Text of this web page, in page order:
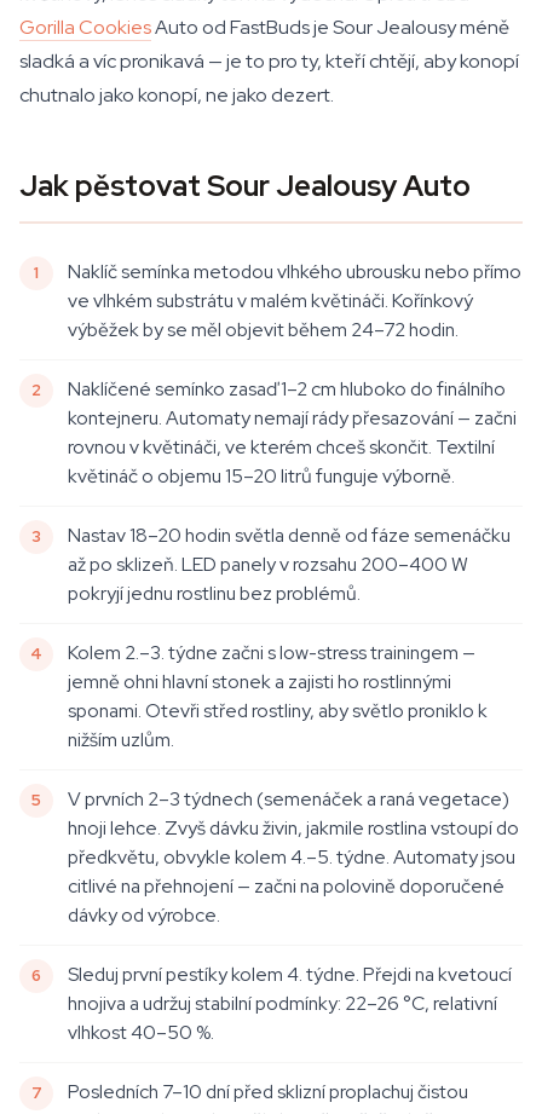
Gorilla CookiesAuto od FastBuds je Sour Jealousy méně
sladká a víc pronikavá — je to pro ty, kteří chtějí, aby konopí
chutnalo jako konopí, ne jako dezert.
Jak pěstovat Sour Jealousy Auto
Naklíč semínka metodou vlhkého ubrousku nebo přímo
ve vlhkém substrátu v malém květináči. Kořínkový
výběžek by se měl objevit během 24–72 hodin.
Naklíčené semínko zasaď 1–2 cm hluboko do finálního
kontejneru. Automaty nemají rády přesazování — začni
rovnou v květináči, ve kterém chceš skončit. Textilní
květináč o objemu 15–20 litrů funguje výborně.
Nastav 18–20 hodin světla denně od fáze semenáčku
až po sklizeň. LED panely v rozsahu 200–400 W
pokryjí jednu rostlinu bez problémů.
Kolem 2.–3. týdne začni s low-stress trainingem —
jemně ohni hlavní stonek a zajisti ho rostlinnými
sponami. Otevři střed rostliny, aby světlo proniklo k
nižším uzlům.
V prvních 2–3 týdnech (semenáček a raná vegetace)
hnoji lehce. Zvyš dávku živin, jakmile rostlina vstoupí do
předkvětu, obvykle kolem 4.–5. týdne. Automaty jsou
citlivé na přehnojení — začni na polovině doporučené
dávky od výrobce.
Sleduj první pestíky kolem 4. týdne. Přejdi na kvetoucí
hnojiva a udržuj stabilní podmínky: 22–26 °C, relativní
vlhkost 40–50 %.
Posledních 7–10 dní před sklizní proplachuj čistou